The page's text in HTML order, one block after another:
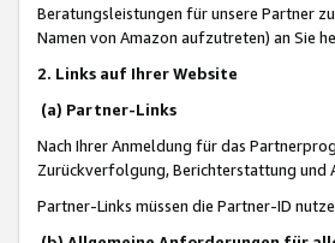
Beratungsleistungen für unsere Partner
Namen von Amazon aufzutreten) an Sie
2. Links auf Ihrer Website
(a) Partner-Links
Nach Ihrer Anmeldung für das
Zurückverfolgung, Berichterstattung und
Partner-Links müssen die Partner-ID